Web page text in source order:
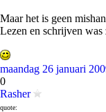
Maar het is geen
Lezen en schrijven was
maandag 26 januari
0
Rasher
quote: